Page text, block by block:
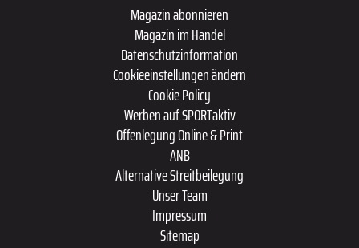
Magazin abonnieren
Magazin im Handel
Datenschutzinformation
Cookieeinstellungen ändern
Cookie Policy
Werben auf SPORTaktiv
Offenlegung Online & Print
ANB
Alternative Streitbeilegung
Unser Team
Impressum
Sitemap